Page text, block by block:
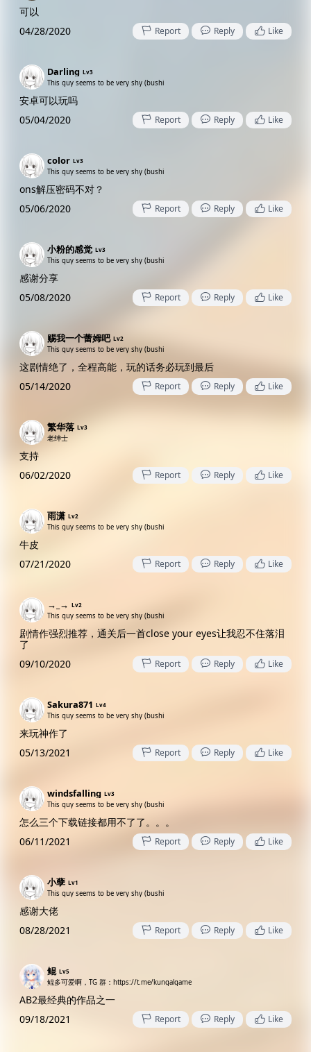
可以
04/28/2020
Report Reply Like
Darling Lv3
This guy seems to be very shy (bushi
安卓可以玩吗
05/04/2020
Report Reply Like
color Lv3
This guy seems to be very shy (bushi
ons解压密码不对？
05/06/2020
Report Reply Like
小粉的感觉 Lv3
This guy seems to be very shy (bushi
感谢分享
05/08/2020
Report Reply Like
赐我一个蕾姆吧 Lv2
This guy seems to be very shy (bushi
这剧情绝了，全程高能，玩的话务必玩到最后
05/14/2020
Report Reply Like
繁华落 Lv3
老绅士
支持
06/02/2020
Report Reply Like
雨潇 Lv2
This guy seems to be very shy (bushi
牛皮
07/21/2020
Report Reply Like
→_→ Lv2
This guy seems to be very shy (bushi
剧情作强烈推荐，通关后一首close your eyes让我忍不住落泪
了
09/10/2020
Report Reply Like
Sakura871 Lv4
This guy seems to be very shy (bushi
来玩神作了
05/13/2021
Report Reply Like
windsfalling Lv3
This guy seems to be very shy (bushi
怎么三个下载链接都用不了了。。。
06/11/2021
Report Reply Like
小孽 Lv1
This guy seems to be very shy (bushi
感谢大佬
08/28/2021
Report Reply Like
鲲 Lv5
鲲多可爱啊，TG 群：https://t.me/kungalgame
AB2最经典的作品之一
09/18/2021
Report Reply Like